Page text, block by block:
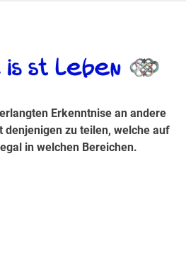
in welchen Bereichen.
Erkenntnise an andere
denjenigen zu teilen, welche auf
in welchen Bereichen.